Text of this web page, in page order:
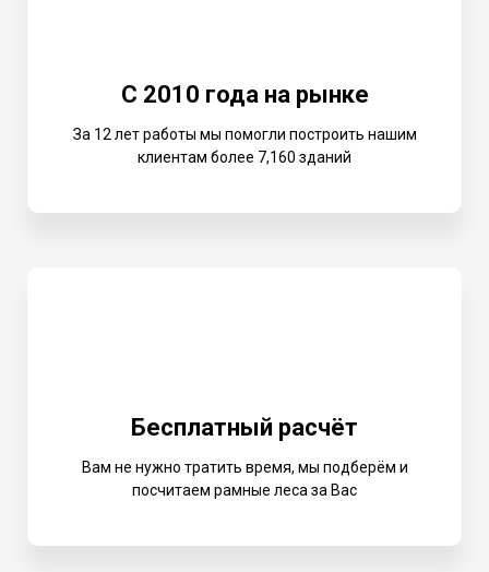
С 2010 года на рынке
За 12 лет работы мы помогли построить нашим
клиентам более 7,160 зданий
Бесплатный расчёт
Вам не нужно тратить время, мы подберём и
посчитаем рамные леса за Вас